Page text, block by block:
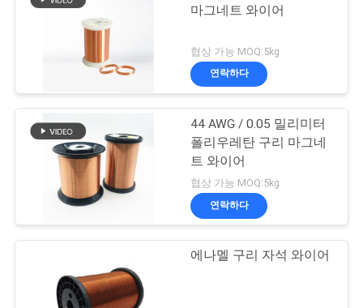
마그네트 와이어
협상 가능 MOQ:5kg
연락하다
44 AWG / 0.05 밀리미터
폴리우레탄 구리 마그네
트 와이어
협상 가능 MOQ:5kg
연락하다
에나멜 구리 자석 와이어